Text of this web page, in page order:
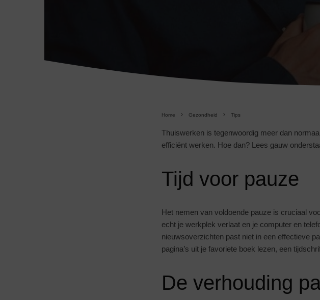
Home Gezondheid Tips
Thuiswerken is tegenwoordig meer dan
efficiënt werken. Hoe dan? Lees gauw
Tijd voor pauze
Het nemen van voldoende pauze is cruciaal
echt je werkplek verlaat en je computer en
nieuwsoverzichten past niet in een effectieve
pagina’s uit je favoriete boek lezen, een
De verhouding